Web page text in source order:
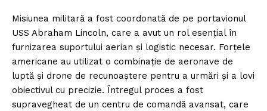
Misiunea militară a fost coordonată de pe portavionul
USS Abraham Lincoln, care a avut un rol esențial în
furnizarea suportului aerian și logistic necesar. Forțele
americane au utilizat o combinație de aeronave de
luptă și drone de recunoaștere pentru a urmări și a lovi
obiectivul cu precizie. Întregul proces a fost
supravegheat de un centru de comandă avansat, care